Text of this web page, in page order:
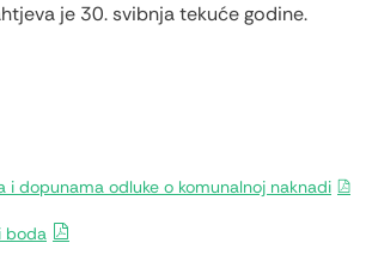
je 30. svibnja tekuće godine.
i dopunama odluke o komunalnoj naknadi
boda